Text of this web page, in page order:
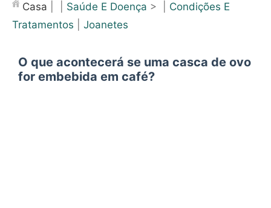
Saúde
Casa Saúde E Doença > | Condições E
Tratamentos
Joanetes
O que acontecerá se uma casca de ovo
for embebida em café?